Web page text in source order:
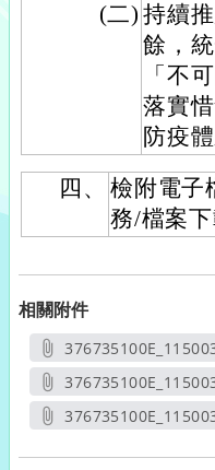
(二) 持續
餘，
「不
落實
防疫
四、
檢附電子
務/檔案
相關附件